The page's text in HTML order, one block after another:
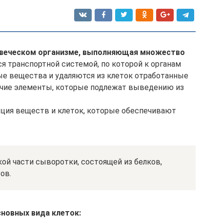
организме, выполняющая множество
транспортной системой, по которой к органам
вещества и удаляются из клеток отработанные
элементы, которые подлежат выведению из
веществ и клеток, которые обеспечивают
части сыворотки, состоящей из белков,
вида клеток: